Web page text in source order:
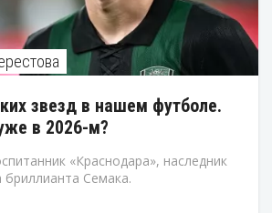
звезд в нашем футболе.
в 2026-м?
«Краснодара», наследник
Семака.